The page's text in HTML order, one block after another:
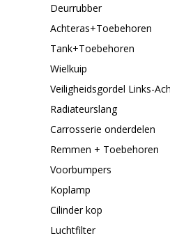
Deurrubber
Achteras+Toebehoren
Tank+Toebehoren
Wielkuip
Veiligheidsgordel Links-
Radiateurslang
Carrosserie onderdelen
Remmen + Toebehoren
Voorbumpers
Koplamp
Cilinder kop
Luchtfilter